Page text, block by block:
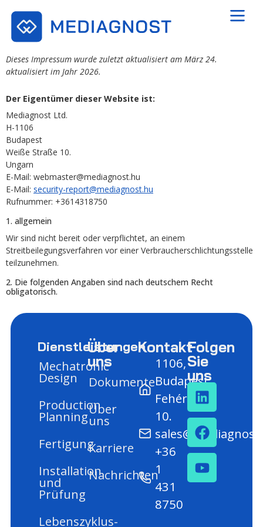
Dieses Impressum wurde zuletzt aktualisiert am März 24.
aktualisiert im Jahr 2026.
Der Eigentümer dieser Website ist:
Mediagnost Ltd.
H-1106
Budapest
Weiße Straße 10.
Ungarn
E-Mail: webmaster@mediagnost.hu
E-Mail: security-report@mediagnost.hu
Rufnummer: +3614318750
1. allgemein
Wir sind nicht bereit oder verpflichtet, an einem
Streitbeilegungsverfahren vor einer Verbraucherschlichtungsstelle
teilzunehmen.
2. Die folgenden Angaben sind nach deutschem Recht
obligatorisch.
Dienstleistungen
Mechatronic
Design
Production
Planning
Fertigung
Installation
und
Prüfung
Lebenszyklus-
Über
uns
Dokumente
Über
uns
Karriere
Nachrichten
Kontakt
1106,
Budapest,
Fehér út
10.
+36
1
431
8750
Folgen
Sie
uns